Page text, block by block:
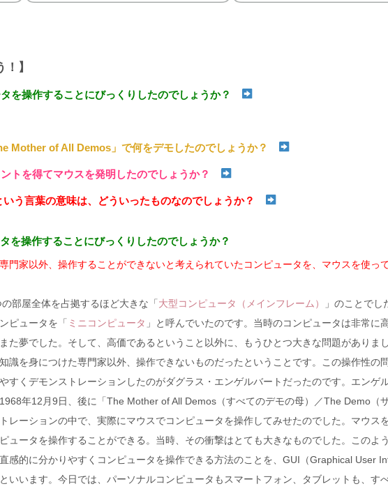
】
を操作することにびっくりしたのでしょうか？
Mother of All Demos」で何をデモしたのでしょうか？
トを得てマウスを発明したのでしょうか？
う言葉の意味は、どういったものなのでしょうか？
を操作することにびっくりしたのでしょうか？
門家以外、操作することができないと考えられていたコンピュータを、マウスを使っ
部屋全体を占拠するほど大きな「 大型コンピュータ（メインフレーム）
」のことでし
ピュータを「 ミニコンピュータ 」と呼んでいたのです。当時のコンピュータは非常に
た夢でした。そして、高価であるということ以外に、もうひとつ大きな問題がありま
識を身につけた専門家以外、操作できないものだったということです。この操作性の
すくデモンストレーションしたのがダグラス・エンゲルバートだったのです。エンゲル
年12月9日、後に「The Mother of All Demos（すべてのデモの母）／The Demo（ザ
レーションの中で、実際にマウスでコンピュータを操作してみせたのでした。マウス
ュータを操作することができる。当時、その衝撃はとても大きなものでした。このよ
感的に分かりやすくコンピュータを操作できる方法のことを、GUI（Graphical User
いいます。今日では、パーソナルコンピュータもスマートフォン、タブレットも、す